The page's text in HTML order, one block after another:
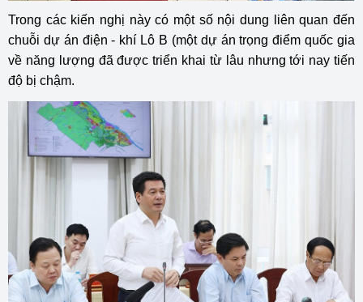
Trong các kiến nghị này có một số nội dung liên quan đến
chuỗi dự án điện - khí Lô B (một dự án trọng điểm quốc gia
về năng lượng đã được triển khai từ lâu nhưng tới nay tiến
độ bị chậm.